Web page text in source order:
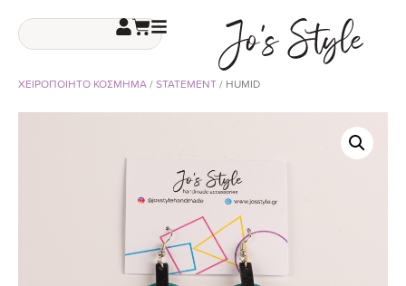
ΧΕΙΡΟΠΟΙΗΤΟ ΚΟΣΜΗΜΑ/STATEMENT/ HUMID